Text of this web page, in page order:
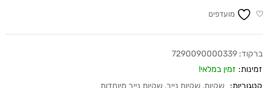
מועדפים
ברקוד: 7290090000339
זמינות: זמין במלאי!
קטגוריות:
שקיות, שקיות נייר, שקיות נייר מיוחדות